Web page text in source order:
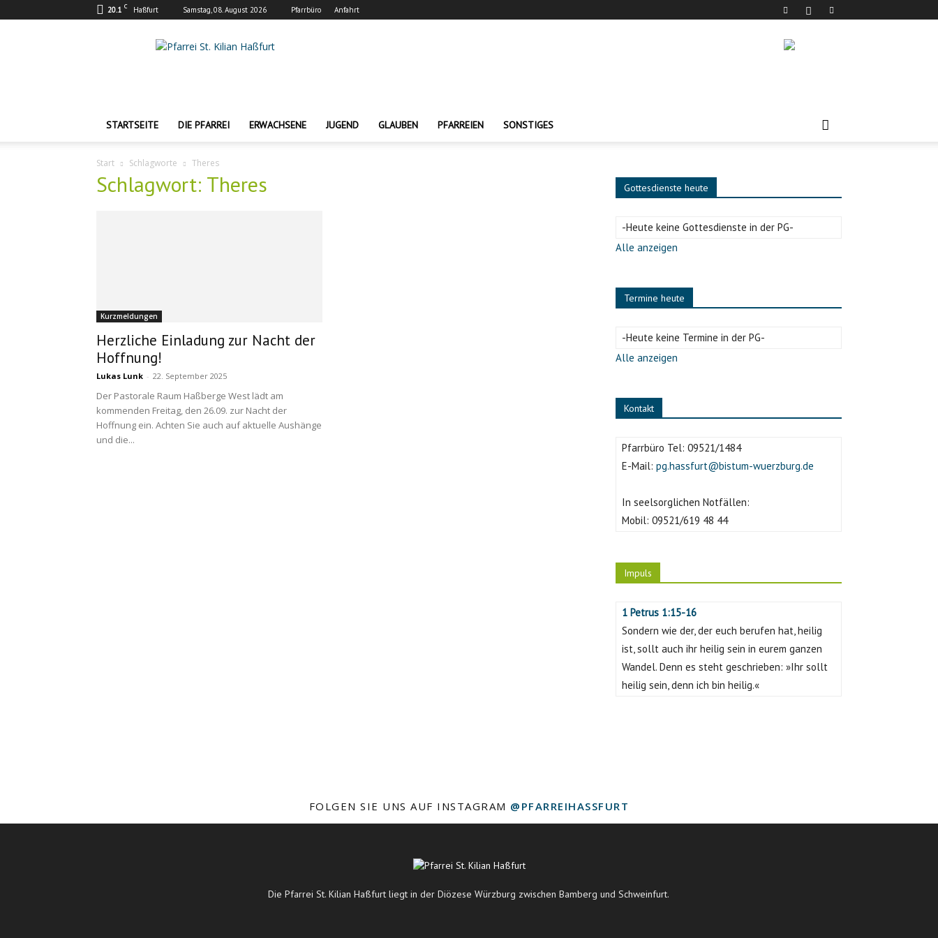
20.1 C Haßfurt Samstag, 08. August 2026 Pfarrbüro Anfahrt
Pfarrei
STARTSEITE DIE PFARREI ERWACHSENE JUGEND GLAUBEN PFARREIEN SONSTIGES
Start Schlagworte Theres
Schlagwort: Theres
Kurzmeldungen
Herzliche Einladung zur Nacht der
Hoffnung!
Lukas Lunk - 22. September 2025
Der Pastorale Raum Haßberge West lädt am
kommenden Freitag, den 26.09. zur Nacht der
Hoffnung ein. Achten Sie auch auf aktuelle Aushänge
und die...
Gottesdienste heute
-Heute keine Gottesdienste in der PG-
Alle anzeigen
Termine heute
-Heute keine Termine in der PG-
Alle anzeigen
Kontakt
Pfarrbüro Tel: 09521/1484
E-Mail: pg.hassfurt@bistum-wuerzburg.de
In seelsorglichen Notfällen:
Mobil: 09521/619 48 44
Impuls
1 Petrus 1:15-16
Sondern wie der, der euch berufen hat, heilig
ist, sollt auch ihr heilig sein in eurem ganzen
Wandel. Denn es steht geschrieben: »Ihr sollt
heilig sein, denn ich bin heilig.«
FOLGEN SIE UNS AUF INSTAGRAM @PFARREIHASSFURT
Die Pfarrei St. Kilian Haßfurt liegt in der Diözese Würzburg zwischen Bamberg und Schweinfurt.